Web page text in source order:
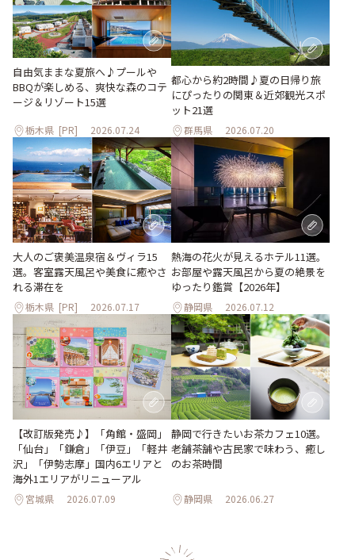
自由気ままな夏旅へ♪プールや
BBQが楽しめる、爽快な森のコテ
ージ＆リゾート15選
栃木県 [PR] 2026.07.24
都心から約2時間♪夏の日帰り旅
にぴったりの関東＆近郊観光スポ
ット21選
群馬県 2026.07.20
大人のご褒美温泉宿＆ヴィラ15
選。客室露天風呂や美食に癒やさ
れる滞在を
栃木県 [PR] 2026.07.17
熱海の花火が見えるホテル11選。
お部屋や露天風呂から夏の絶景を
ゆったり鑑賞【2026年】
静岡県 2026.07.12
【改訂版発売♪】「角館・盛岡」
「仙台」「鎌倉」「伊豆」「軽井
沢」「伊勢志摩」国内6エリアと
海外1エリアがリニューアル
宮城県 2026.07.09
静岡で行きたいお茶カフェ10選。
老舗茶舗や古民家で味わう、癒し
のお茶時間
静岡県 2026.06.27